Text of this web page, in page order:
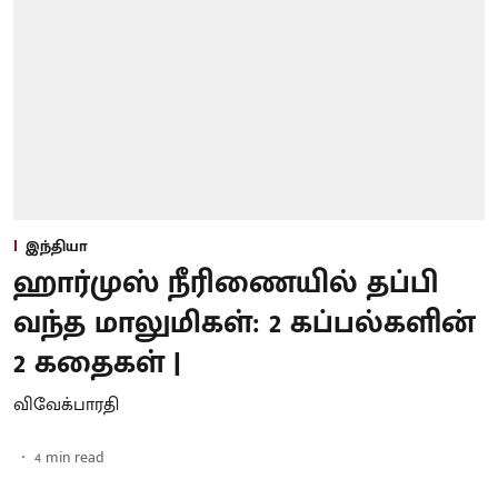
இந்தியா
ஹார்முஸ் நீரிணையில் தப்பி
வந்த மாலுமிகள்: 2 கப்பல்களின்
2 கதைகள் |
விவேக்பாரதி
4 min read